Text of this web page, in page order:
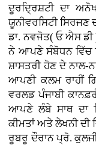
ਦੂਰਦ੍ਰਿਸ਼ਟੀ ਦਾ
ਯੂਨੀਵਰਸਿਟੀ ਸਿਰਜਣ
ਡਾ. ਨਵਜੋਤ( ਓ ਐਸ ਡੀ
ਨੇ ਆਪਣੇ ਸੰਬੋਧਨ ਵਿੱਚ
ਸ਼ਾਸਤਰੀ ਹੋਣ ਦੇ ਨਾਲ-
ਆਪਣੀ ਕਲਮ ਰਾਹੀਂ
ਵਰਲਡ ਪੰਜਾਬੀ
ਆਪਣੇ ਲੰਬੇ ਸਾਥ ਦਾ
ਕੀਮਤਾਂ ਅਤੇ ਲੇਖਨੀ
ਰੂਬਰੂ ਦੌਰਾਨ ਪ੍ਰੋ.